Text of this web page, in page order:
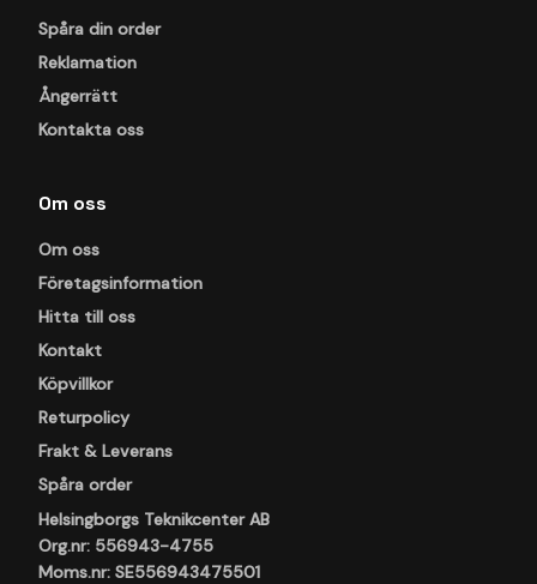
Spåra din order
Reklamation
Ångerrätt
Kontakta oss
Om oss
Om oss
Företagsinformation
Hitta till oss
Kontakt
Köpvillkor
Returpolicy
Frakt & Leverans
Spåra order
Helsingborgs Teknikcenter AB
Org.nr: 556943-4755
Moms.nr: SE556943475501